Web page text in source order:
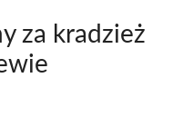
za kradzież